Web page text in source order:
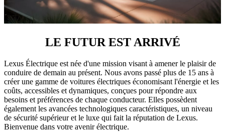
LE FUTUR EST ARRIVÉ
Lexus Électrique est née d'une mission visant à amener le plaisir de
conduire de demain au présent. Nous avons passé plus de 15 ans à
créer une gamme de voitures électriques économisant l'énergie et les
coûts, accessibles et dynamiques, conçues pour répondre aux
besoins et préférences de chaque conducteur. Elles possèdent
également les avancées technologiques caractéristiques, un niveau
de sécurité supérieur et le luxe qui fait la réputation de Lexus.
Bienvenue dans votre avenir électrique.